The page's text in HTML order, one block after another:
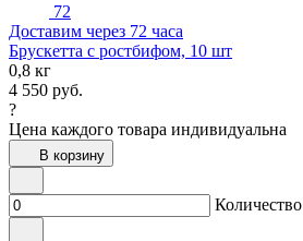
72
Доставим через 72 часа
Брускетта с ростбифом, 10 шт
0,8 кг
4 550 руб.
?
Цена каждого товара индивидуальна
В корзину
Количество